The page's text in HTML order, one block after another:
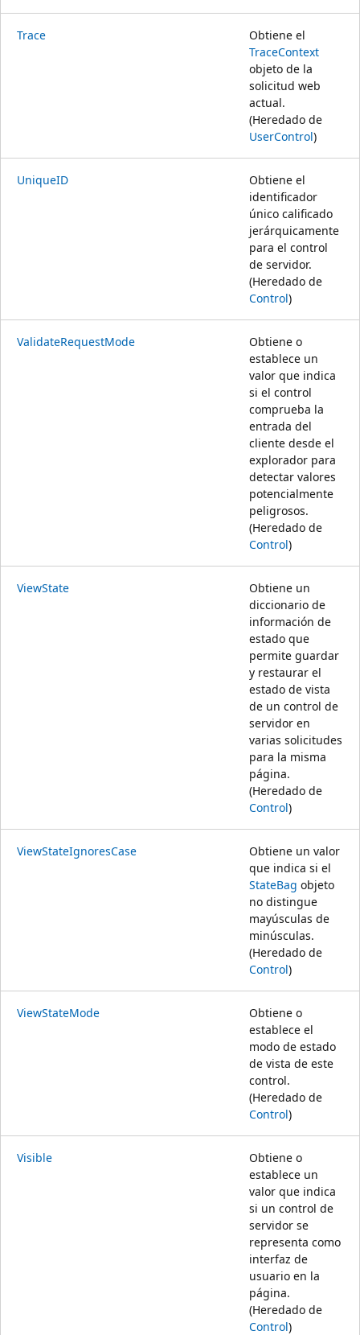
Trace
Obtiene el
TraceContext
objeto de la
solicitud web
actual.
(Heredado de
UserControl)
UniqueID
Obtiene el
identificador
único calificado
jerárquicamente
para el control
de servidor.
(Heredado de
Control)
ValidateRequestMode
Obtiene o
establece un
valor que indica
si el control
comprueba la
entrada del
cliente desde el
explorador para
detectar valores
potencialmente
peligrosos.
(Heredado de
Control)
ViewState
Obtiene un
diccionario de
información de
estado que
permite guardar
y restaurar el
estado de vista
de un control de
servidor en
varias solicitudes
para la misma
página.
(Heredado de
Control)
ViewStateIgnoresCase
Obtiene un valor
que indica si el
StateBag objeto
no distingue
mayúsculas de
minúsculas.
(Heredado de
Control)
ViewStateMode
Obtiene o
establece el
modo de estado
de vista de este
control.
(Heredado de
Control)
Visible
Obtiene o
establece un
valor que indica
si un control de
servidor se
representa como
interfaz de
usuario en la
página.
(Heredado de
Control)